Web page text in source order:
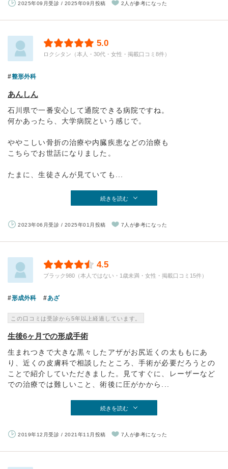
2025年09月受診 / 2025年09月投稿 2人が参考になった
5.0
ロクシタン（本人・30代・女性・掲載口コミ8件）
整形外科
あんしん
石川県で一番安心して通院できる病院ですね。
何かあったら、大学病院という感じで。
ややこしい骨折の治療や内臓疾患などの治療も
こちらでお世話になりました。
たまに、生徒さんが見ていても...
続きを読む
2023年06月受診 / 2025年01月投稿 7人が参考になった
4.5
ブラック980（本人ではない・1歳未満・女性・掲載口コミ15件）
形成外科 あざ
この口コミは受診から5年以上経過しています。
生後6ヶ月での形成手術
生まれつきで大きな黒々したアザがお尻近くの太ももにあ
り、近くの皮膚科で相談したところ、手術が必要だろうとの
ことで紹介していただきました。見てすぐに、レーザーなど
での治療では難しいこと、術後に圧がかから...
続きを読む
2019年12月受診 / 2021年11月投稿 7人が参考になった